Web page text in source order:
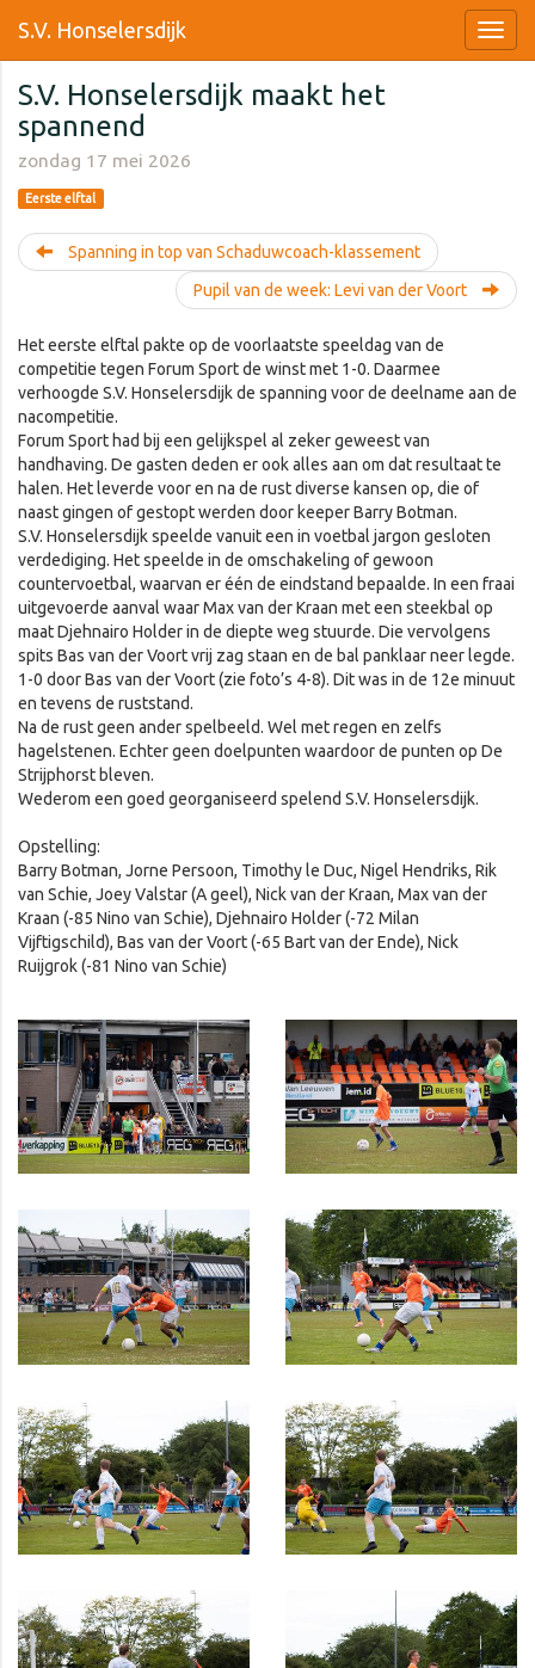
S.V. Honselersdijk
S.V. Honselersdijk maakt het
spannend
zondag 17 mei 2026
Eerste elftal
Spanning in top van Schaduwcoach-klassement
Pupil van de week: Levi van der Voort
Het eerste elftal pakte op de voorlaatste speeldag van de
competitie tegen Forum Sport de winst met 1-0. Daarmee
verhoogde S.V. Honselersdijk de spanning voor de deelname aan de
nacompetitie.
Forum Sport had bij een gelijkspel al zeker geweest van
handhaving. De gasten deden er ook alles aan om dat resultaat te
halen. Het leverde voor en na de rust diverse kansen op, die of
naast gingen of gestopt werden door keeper Barry Botman.
S.V. Honselersdijk speelde vanuit een in voetbal jargon gesloten
verdediging. Het speelde in de omschakeling of gewoon
countervoetbal, waarvan er één de eindstand bepaalde. In een fraai
uitgevoerde aanval waar Max van der Kraan met een steekbal op
maat Djehnairo Holder in de diepte weg stuurde. Die vervolgens
spits Bas van der Voort vrij zag staan en de bal panklaar neer legde.
1-0 door Bas van der Voort (zie foto’s 4-8). Dit was in de 12e minuut
en tevens de ruststand.
Na de rust geen ander spelbeeld. Wel met regen en zelfs
hagelstenen. Echter geen doelpunten waardoor de punten op De
Strijphorst bleven.
Wederom een goed georganiseerd spelend S.V. Honselersdijk.
Opstelling:
Barry Botman, Jorne Persoon, Timothy le Duc, Nigel Hendriks, Rik
van Schie, Joey Valstar (A geel), Nick van der Kraan, Max van der
Kraan (-85 Nino van Schie), Djehnairo Holder (-72 Milan
Vijftigschild), Bas van der Voort (-65 Bart van der Ende), Nick
Ruijgrok (-81 Nino van Schie)